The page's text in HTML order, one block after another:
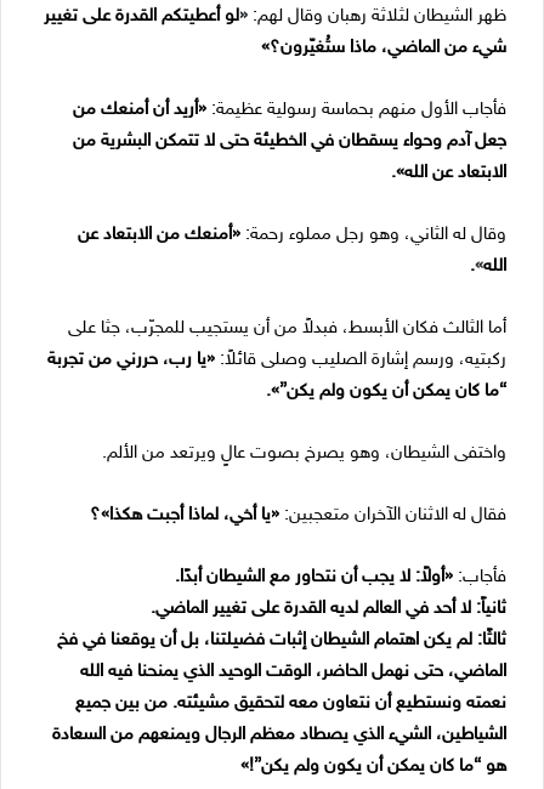
ظهر الشيطان لثلاثة رهبان وقال لهم: «لو أعطيتكم القدرة على تغيير
شيء من الماضي، ماذا ستُغيّرون؟»
فأجاب الأول منهم بحماسة رسولية عظيمة: «أريد أن أمنعك من
جعل آدم وحواء يسقطان في الخطيئة حتى لا تتمكن البشرية من
الابتعاد عن الله».
وقال له الثاني، وهو رجل مملوء رحمة: «أمنعك من الابتعاد عن
الله»
.
أما الثالث فكان الأبسط، فبدلاً من أن يستجيب للمجرّب، جثا على
ركبتيه، ورسم إشارة الصليب وصلى قائلاً: «يا رب، حررني من تجربة
“ما كان يمكن أن يكون ولم يكن”».
واختفى الشيطان، وهو يصرخ بصوت عالٍ ويرتعد من الألم.
فقال له الاثنان الآخران متعجبين: «يا أخي، لماذا أجبت هكذا»؟
فأجاب: «أولاً: لا يجب أن نتحاور مع الشيطان أبدًا.
ثانياً: لا أحد في العالم لديه القدرة على تغيير الماضي.
ثالثًا: لم يكن اهتمام الشيطان إثبات فضيلتنا، بل أن يوقعنا في فخ
الماضي، حتى نهمل الحاضر، الوقت الوحيد الذي يمنحنا فيه الله
نعمته ونستطيع أن نتعاون معه لتحقيق مشيئته. من بين جميع
الشياطين، الشيء الذي يصطاد معظم الرجال ويمنعهم من السعادة
هو “ما كان يمكن أن يكون ولم يكن”!»